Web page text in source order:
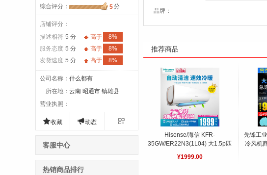
品牌：
推荐商品
Hisense/海信 KFR-
35GW/ER22N3(1L04) 大1.5p匹
¥1999.00
先锋工
冷风机
综合评分 ： 5分
店铺评分：
描述相符 5 分 高于
8%
服务态度 5 分 高于
8%
发货速度 5 分 高于 8%
公司名称 ： 什么都有
所在地 ： 云南 昭通市 镇雄县
营业执照 ：
收藏 动态 
客服中心
热销商品排行